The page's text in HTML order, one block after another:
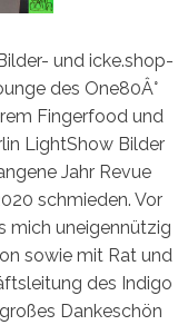
und icke.shop-
des One80Â°
Fingerfood und
LightShow Bilder
Jahr Revue
schmieden. Vor
mich uneigennützig
sowie mit Rat und
des Indigo
Dankeschön